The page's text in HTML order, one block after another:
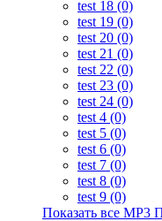
test 18 (0)
test 19 (0)
test 20 (0)
test 21 (0)
test 22 (0)
test 23 (0)
test 24 (0)
test 4 (0)
test 5 (0)
test 6 (0)
test 7 (0)
test 8 (0)
test 9 (0)
Показать все MP3